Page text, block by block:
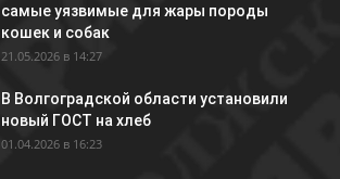
самые уязвимые для жары породы
кошек и собак
21.05.2026 в 14:27
В Волгоградской области установили
новый ГОСТ на хлеб
01.04.2026 в 16:23